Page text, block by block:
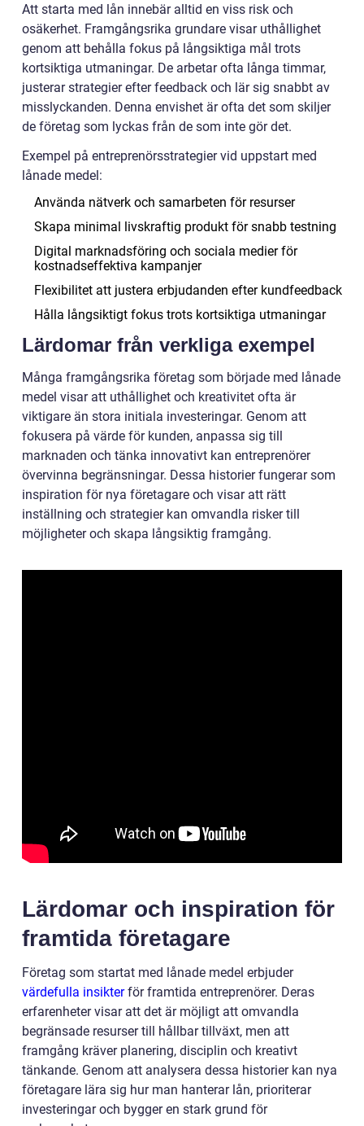
Att starta med lån innebär alltid en viss risk och
osäkerhet. Framgångsrika grundare visar uthållighet
genom att behålla fokus på långsiktiga mål trots
kortsiktiga utmaningar. De arbetar ofta långa timmar,
justerar strategier efter feedback och lär sig snabbt av
misslyckanden. Denna envishet är ofta det som skiljer
de företag som lyckas från de som inte gör det.
Exempel på entreprenörsstrategier vid uppstart med
lånade medel:
Använda nätverk och samarbeten för resurser
Skapa minimal livskraftig produkt för snabb testning
Digital marknadsföring och sociala medier för
kostnadseffektiva kampanjer
Flexibilitet att justera erbjudanden efter kundfeedback
Hålla långsiktigt fokus trots kortsiktiga utmaningar
Lärdomar från verkliga exempel
Många framgångsrika företag som började med lånade
medel visar att uthållighet och kreativitet ofta är
viktigare än stora initiala investeringar. Genom att
fokusera på värde för kunden, anpassa sig till
marknaden och tänka innovativt kan entreprenörer
övervinna begränsningar. Dessa historier fungerar som
inspiration för nya företagare och visar att rätt
inställning och strategier kan omvandla risker till
möjligheter och skapa långsiktig framgång.
Lärdomar och inspiration för
framtida företagare
Företag som startat med lånade medel erbjuder
värdefulla insikterför framtida entreprenörer. Deras
erfarenheter visar att det är möjligt att omvandla
begränsade resurser till hållbar tillväxt, men att
framgång kräver planering, disciplin och kreativt
tänkande. Genom att analysera dessa historier kan nya
företagare lära sig hur man hanterar lån, prioriterar
investeringar och bygger en stark grund för